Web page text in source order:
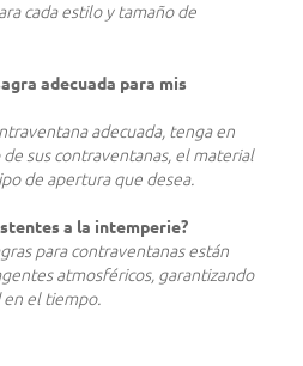
cada estilo y tamaño de
adecuada para mis
adecuada, tenga en
sus contraventanas, el material
de apertura que desea.
a la intemperie?
para contraventanas están
atmosféricos, garantizando
en el tiempo.